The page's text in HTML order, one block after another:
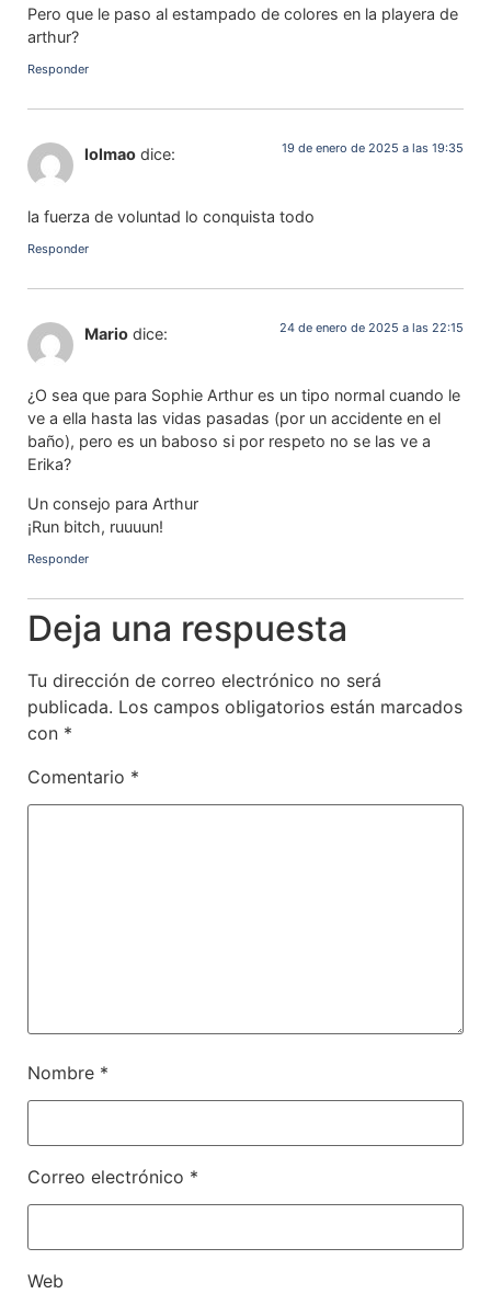
Pero que le paso al estampado de colores en la playera de
arthur?
Responder
lolmao dice: 19 de enero de 2025 a las 19:35
la fuerza de voluntad lo conquista todo
Responder
Mario dice: 24 de enero de 2025 a las 22:15
¿O sea que para Sophie Arthur es un tipo normal cuando le
ve a ella hasta las vidas pasadas (por un accidente en el
baño), pero es un baboso si por respeto no se las ve a
Erika?
Un consejo para Arthur
¡Run bitch, ruuuun!
Responder
Deja una respuesta
Tu dirección de correo electrónico no será
publicada. Los campos obligatorios están marcados
con *
Comentario *
Nombre *
Correo electrónico *
Web